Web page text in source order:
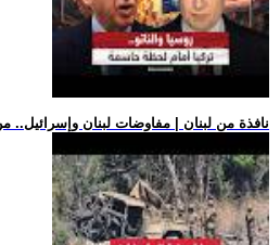
.. نافذة من لبنان | مفاوضات لبنان